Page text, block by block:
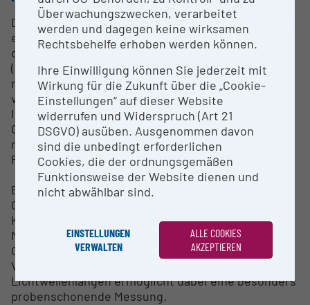
Das komplexe Materialverhalten von Bitumen bietet
ein breites Forschungsfeld, das in erster Linie auf
der Untersuchung rheologischer Phänomene
(viskoelastischen Verhalten, Alterung, ...) in
mechanischen Versuchen basiert. Neueste Studien
verwenden chemo-pyhsikalische Methoden zur
Identifikation der Mikrostruktur von Bitumen in der
Größenordnung von mehreren μm und versuchen
mit Hilfe der gewonnen Erkenntnisse diese
Phänomene zu erklären.
Eine Möglichkeit zur Untersuchung der
Oberflächentopografie stellt die
Konfokalmikroskopie dar, mit deren Hilfe
Mikrostrukturvermessung und 3D
Oberflächenanalyse möglich werden. Die
Verwendung von LED-Beleuchtung mit grünen
Lichtwellenlängen ermöglicht dabei eine besonders
probenschonende Messung.
Überwachungszwecken, verarbeitet
werden und dagegen keine wirksamen
Rechtsbehelfe erhoben werden können.
Ihre Einwilligung können Sie jederzeit mit
Wirkung für die Zukunft über die „Cookie-
Einstellungen“ auf dieser Website
widerrufen und Widerspruch (Art 21
DSGVO) ausüben. Ausgenommen davon
sind die unbedingt erforderlichen
Cookies, die der ordnungsgemäßen
Funktionsweise der Website dienen und
nicht abwählbar sind.
EINSTELLUNGEN
VERWALTEN
ALLE COOKIES
AKZEPTIEREN